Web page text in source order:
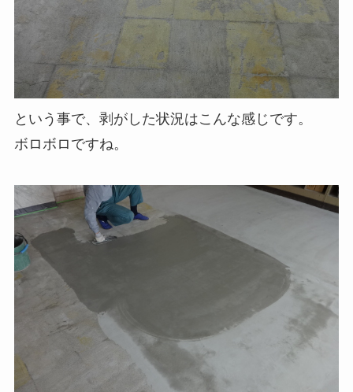
という事で、剥がした状況はこんな感じです。
ボロボロですね。